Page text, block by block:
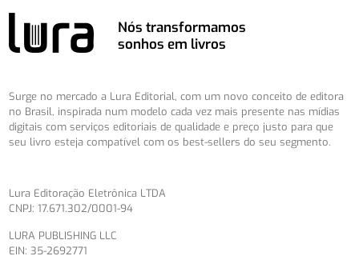
Nós transformamos
sonhos em livros
Surge no mercado a Lura Editorial, com um novo conceito de editora
no Brasil, inspirada num modelo cada vez mais presente nas mídias
digitais com serviços editoriais de qualidade e preço justo para que
seu livro esteja compatível com os best-sellers do seu segmento.
Lura Editoração Eletrônica LTDA
CNPJ: 17.671.302/0001-94
LURA PUBLISHING LLC
EIN: 35-2692771